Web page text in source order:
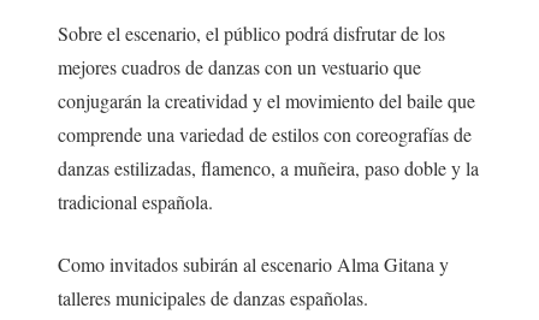
Sobre el escenario, el público podrá disfrutar de los
mejores cuadros de danzas con un vestuario que
conjugarán la creatividad y el movimiento del baile que
comprende una variedad de estilos con coreografías de
danzas estilizadas, flamenco, a muñeira, paso doble y la
tradicional española.
Como invitados subirán al escenario Alma Gitana y
talleres municipales de danzas españolas.